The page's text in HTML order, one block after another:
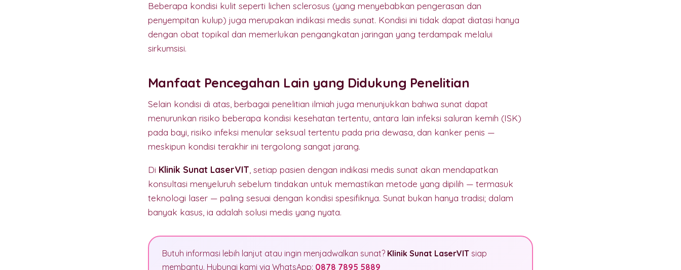
Beberapa kondisi kulit seperti lichen sclerosus (yang menyebabkan pengerasan dan
penyempitan kulup) juga merupakan indikasi medis sunat. Kondisi ini tidak dapat diatasi hanya
dengan obat topikal dan memerlukan pengangkatan jaringan yang terdampak melalui
sirkumsisi.
Manfaat Pencegahan Lain yang Didukung Penelitian
Selain kondisi di atas, berbagai penelitian ilmiah juga menunjukkan bahwa sunat dapat
menurunkan risiko beberapa kondisi kesehatan tertentu, antara lain infeksi saluran kemih (ISK)
pada bayi, risiko infeksi menular seksual tertentu pada pria dewasa, dan kanker penis —
meskipun kondisi terakhir ini tergolong sangat jarang.
Di Klinik Sunat LaserVIT, setiap pasien dengan indikasi medis sunat akan mendapatkan
konsultasi menyeluruh sebelum tindakan untuk memastikan metode yang dipilih — termasuk
teknologi laser — paling sesuai dengan kondisi spesifiknya. Sunat bukan hanya tradisi; dalam
banyak kasus, ia adalah solusi medis yang nyata.
Butuh informasi lebih lanjut atau ingin menjadwalkan sunat? Klinik Sunat LaserVITsiap
membantu. Hubungi kami via WhatsApp: 0878 7895 5889